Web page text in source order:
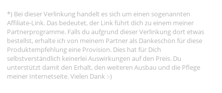
*) Bei dieser Verlinkung handelt es sich um einen sogenannten
Affiliate-Link. Das bedeutet, der Link führt dich zu einem meiner
Partnerprogramme. Falls du aufgrund dieser Verlinkung dort etwas
bestellst, erhalte ich von meinem Partner als Dankeschön für diese
Produktempfehlung eine Provision. Dies hat für Dich
selbstverständlich keinerlei Auswirkungen auf den Preis. Du
unterstützt damit den Erhalt, den weiteren Ausbau und die Pflege
meiner Internetseite. Vielen Dank :-)